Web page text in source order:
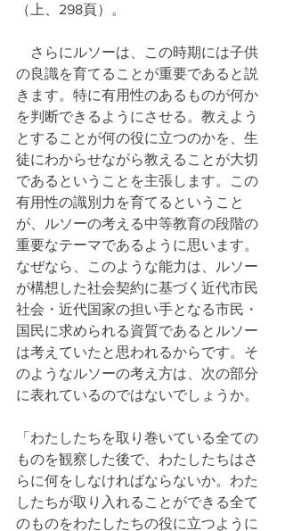
（上、298頁）。
さらにルソーは、この時期には子供
の良識を育てることが重要であると説
きます。特に有用性のあるものが何か
を判断できるようにさせる。教えよう
とすることが何の役に立つのかを、生
徒にわからせながら教えることが大切
であるということを主張します。この
有用性の識別力を育てるということ
が、ルソーの考える中等教育の段階の
重要なテーマであるように思います。
なぜなら、このような能力は、ルソー
が構想した社会契約に基づく近代市民
社会・近代国家の担い手となる市民・
国民に求められる資質であるとルソー
は考えていたと思われるからです。そ
のようなルソーの考え方は、次の部分
に表れているのではないでしょうか。
「わたしたちを取り巻いている全ての
ものを観察した後で、わたしたちはさ
らに何をしなければならないか。わた
したちが取り入れることができる全て
のものをわたしたちの役に立つように